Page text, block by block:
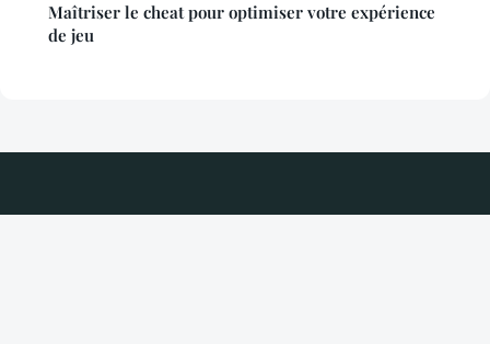
Maîtriser le cheat pour optimiser votre expérience
de jeu
Techplex